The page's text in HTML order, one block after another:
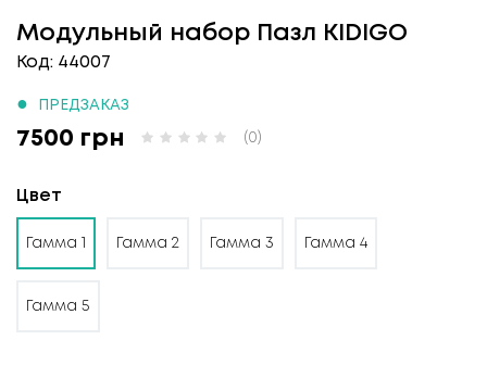
Модульный набор Пазл KIDIGO
Код: 44007
● ПРЕДЗАКАЗ
7500 грн (0)
Цвет
Гамма 1 Гамма 2 Гамма 3 Гамма 4
Гамма 5